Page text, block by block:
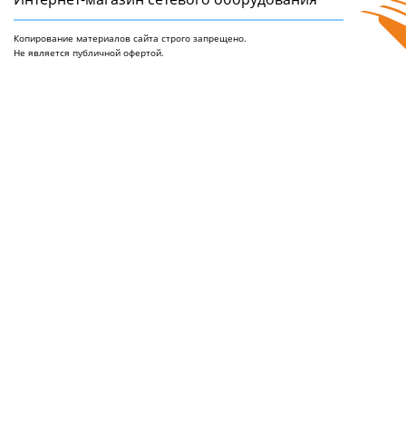
Копирование материалов сайта строго запрещено.
Не является публичной офертой.